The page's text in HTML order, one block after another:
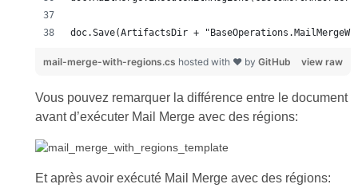
doc.Save(ArtifactsDir +
view raw
mail-merge-with-regions.cs hosted with ❤ by GitHub
Vous pouvez remarquer la différence entre le document
avant d’exécuter Mail Merge avec des régions:
Et après avoir exécuté Mail Merge avec des régions: